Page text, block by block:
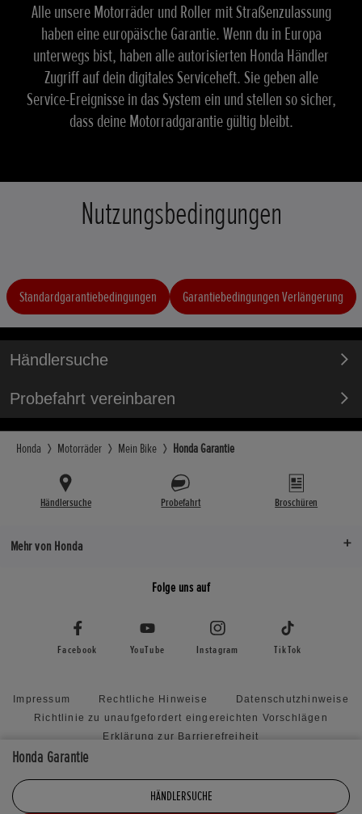
Honda Garantie
HÄNDLERSUCHE
Alle unsere Motorräder und Roller mit Straßenzulassung
haben eine europäische Garantie. Wenn du in Europa
unterwegs bist, haben alle autorisierten Honda Händler
Zugriff auf dein digitales Serviceheft. Sie geben alle
Service-Ereignisse in das System ein und stellen so sicher,
dass deine Motorradgarantie gültig bleibt.
Nutzungsbedingungen
Standardgarantiebedingungen Garantiebedingungen Verlängerung
Händlersuche
Probefahrt vereinbaren
Honda Motorräder Mein Bike Honda Garantie
Händlersuche Probefahrt Broschüren
Mehr von Honda
Folge uns auf
Facebook YouTube Instagram TikTok
Impressum Rechtliche Hinweise
Datenschutzhinweise
Richtlinie zu unaufgefordert eingereichten Vorschlägen
Erklärung zur Barrierefreiheit
Honda RoadSync Connected Services and Products